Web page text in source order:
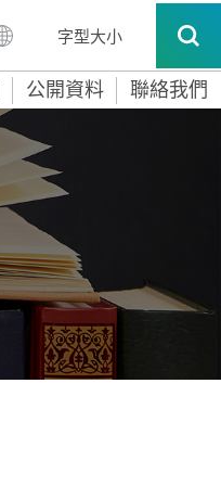
字型大小
公開資料 聯絡我們